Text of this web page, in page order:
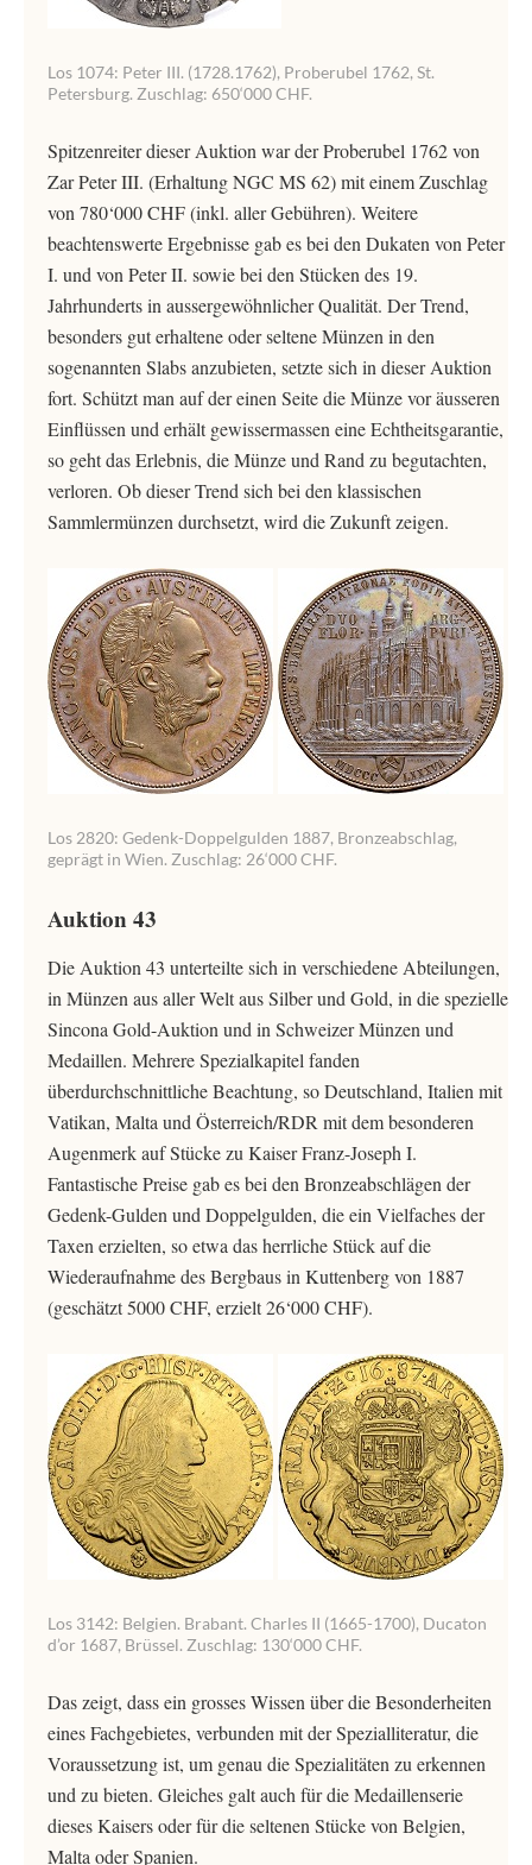
Los 1074: Peter III. (1728.1762), Proberubel 1762, St.
Petersburg. Zuschlag: 650‘000 CHF.
Spitzenreiter dieser Auktion war der Proberubel 1762 von
Zar Peter III. (Erhaltung NGC MS 62) mit einem Zuschlag
von 780‘000 CHF (inkl. aller Gebühren). Weitere
beachtenswerte Ergebnisse gab es bei den Dukaten von Peter
I. und von Peter II. sowie bei den Stücken des 19.
Jahrhunderts in aussergewöhnlicher Qualität. Der Trend,
besonders gut erhaltene oder seltene Münzen in den
sogenannten Slabs anzubieten, setzte sich in dieser Auktion
fort. Schützt man auf der einen Seite die Münze vor äusseren
Einflüssen und erhält gewissermassen eine Echtheitsgarantie,
so geht das Erlebnis, die Münze und Rand zu begutachten,
verloren. Ob dieser Trend sich bei den klassischen
Sammlermünzen durchsetzt, wird die Zukunft zeigen.
Los 2820: Gedenk-Doppelgulden 1887, Bronzeabschlag,
geprägt in Wien. Zuschlag: 26‘000 CHF.
Auktion 43
Die Auktion 43 unterteilte sich in verschiedene Abteilungen,
in Münzen aus aller Welt aus Silber und Gold, in die spezielle
Sincona Gold-Auktion und in Schweizer Münzen und
Medaillen. Mehrere Spezialkapitel fanden
überdurchschnittliche Beachtung, so Deutschland, Italien mit
Vatikan, Malta und Österreich/RDR mit dem besonderen
Augenmerk auf Stücke zu Kaiser Franz-Joseph I.
Fantastische Preise gab es bei den Bronzeabschlägen der
Gedenk-Gulden und Doppelgulden, die ein Vielfaches der
Taxen erzielten, so etwa das herrliche Stück auf die
Wiederaufnahme des Bergbaus in Kuttenberg von 1887
(geschätzt 5000 CHF, erzielt 26‘000 CHF).
Los 3142: Belgien. Brabant. Charles II (1665-1700), Ducaton
d’or 1687, Brüssel. Zuschlag: 130‘000 CHF.
Das zeigt, dass ein grosses Wissen über die Besonderheiten
eines Fachgebietes, verbunden mit der Spezialliteratur, die
Voraussetzung ist, um genau die Spezialitäten zu erkennen
und zu bieten. Gleiches galt auch für die Medaillenserie
dieses Kaisers oder für die seltenen Stücke von Belgien,
Malta oder Spanien.